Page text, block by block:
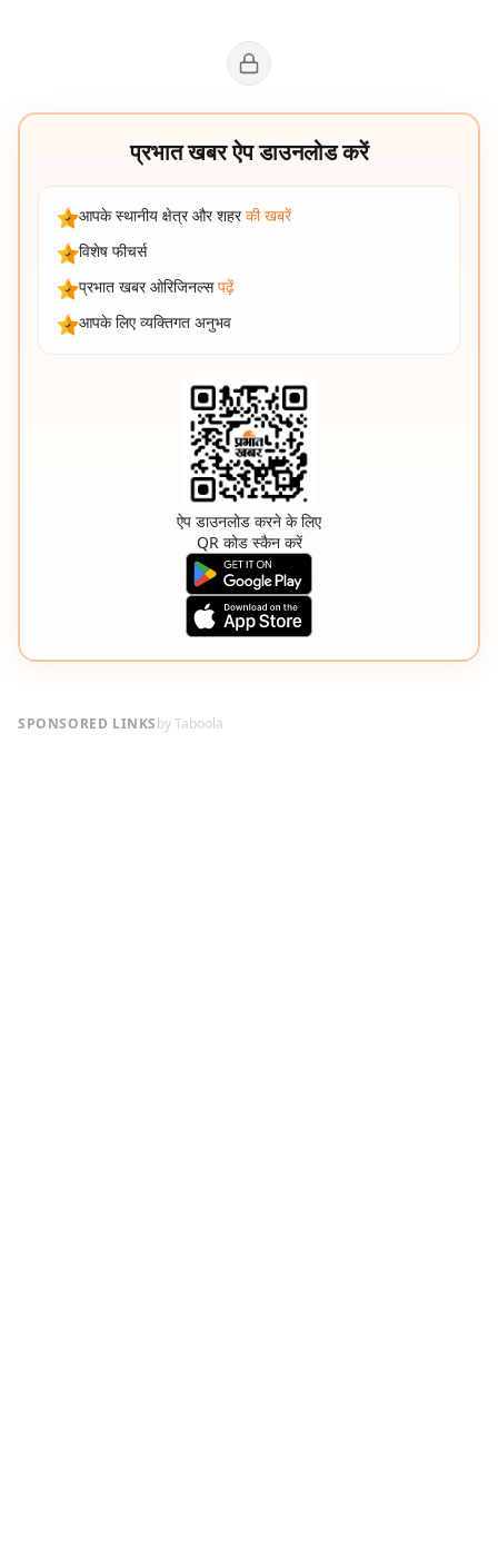
प्रभात खबर ऐप डाउनलोड करें
आपके स्थानीय क्षेत्र और शहर की खबरें
विशेष फीचर्स
प्रभात खबर ओरिजिनल्स पढ़ें
आपके लिए व्यक्तिगत अनुभव
ऐप डाउनलोड करने के लिए
QR कोड स्कैन करें
SPONSORED LINKSby Taboola